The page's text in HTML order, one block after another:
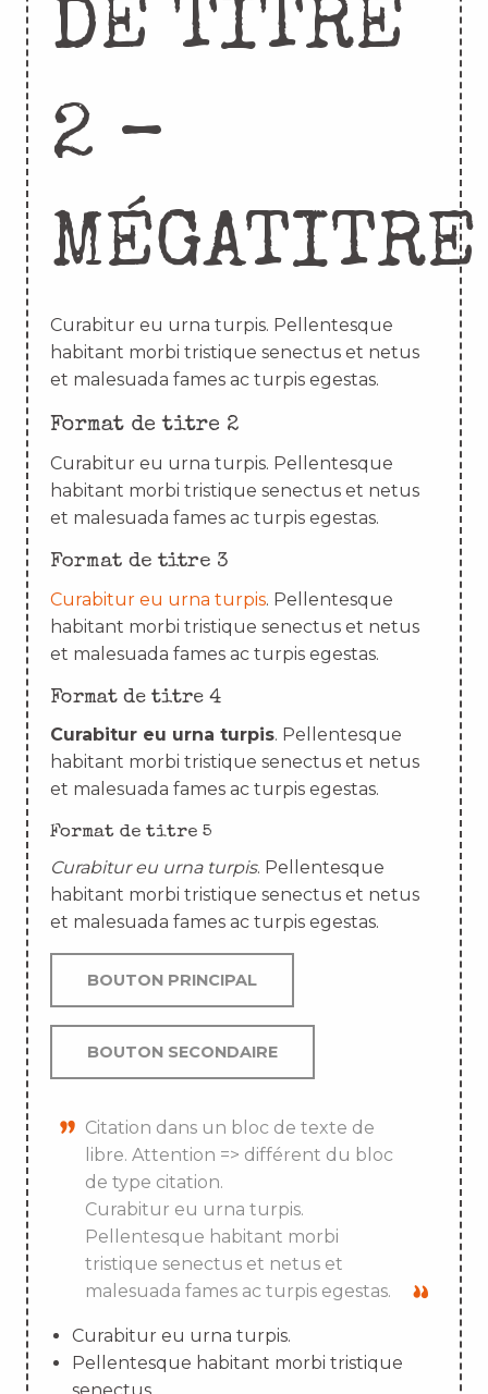
DE TITRE
2 –
MÉGATITRE
Curabitur eu urna turpis. Pellentesque
habitant morbi tristique senectus et netus
et malesuada fames ac turpis egestas.
Format de titre 2
Curabitur eu urna turpis. Pellentesque
habitant morbi tristique senectus et netus
et malesuada fames ac turpis egestas.
Format de titre 3
Curabitur eu urna turpis. Pellentesque
habitant morbi tristique senectus et netus
et malesuada fames ac turpis egestas.
Format de titre 4
Curabitur eu urna turpis. Pellentesque
habitant morbi tristique senectus et netus
et malesuada fames ac turpis egestas.
Format de titre 5
Curabitur eu urna turpis. Pellentesque
habitant morbi tristique senectus et netus
et malesuada fames ac turpis egestas.
BOUTON PRINCIPAL
BOUTON SECONDAIRE
Citation dans un bloc de texte de
libre. Attention => différent du bloc
de type citation.
Curabitur eu urna turpis.
Pellentesque habitant morbi
tristique senectus et netus et
malesuada fames ac turpis egestas.
Curabitur eu urna turpis.
Pellentesque habitant morbi tristique